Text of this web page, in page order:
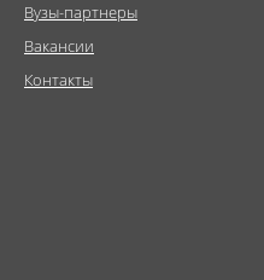
Вузы-партнеры
Вакансии
Контакты